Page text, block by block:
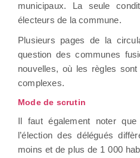
municipaux. La seule
électeurs de la commune.
Plusieurs pages de la
question des communes
nouvelles, où les règles
complexes.
Mode de scrutin
Il faut également noter
l’élection des délégués
moins et de plus de 1 000